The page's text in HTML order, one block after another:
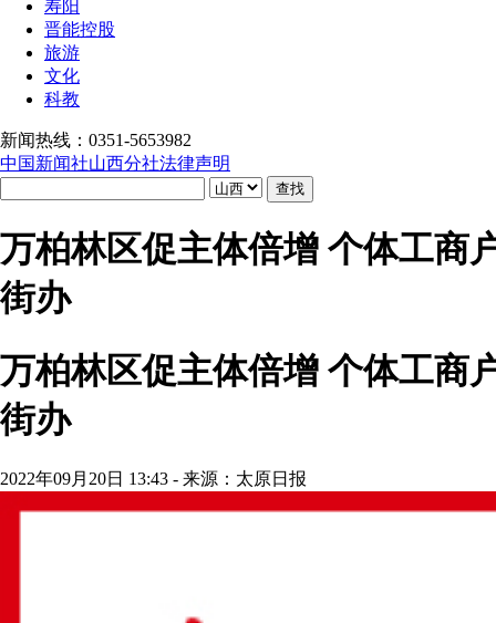
寿阳
晋能控股
旅游
文化
科教
新闻热线：0351-5653982
中国新闻社山西分社法律声明
万柏林区促主体倍增 个体工商
街办
万柏林区促主体倍增 个体工商
街办
2022年09月20日 13:43 - 来源：太原日报